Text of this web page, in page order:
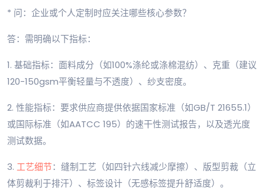
* 问：企业或个人定制时应关注哪些核心参数？
答：需明确以下指标：
1. 基础指标：面料成分（如100%涤纶或涤棉混纺）、克重（建议
120-150gsm平衡轻量与不透度）、纱支密度。
2. 性能指标：要求供应商提供依据国家标准（如GB/T 21655.1）
或国际标准（如AATCC 195）的速干性测试报告，以及透光度
测试数据。
3. 工艺细节：缝制工艺（如四针六线减少摩擦）、版型剪裁（立
体剪裁利于排汗）、标签设计（无感标签提升舒适度）。